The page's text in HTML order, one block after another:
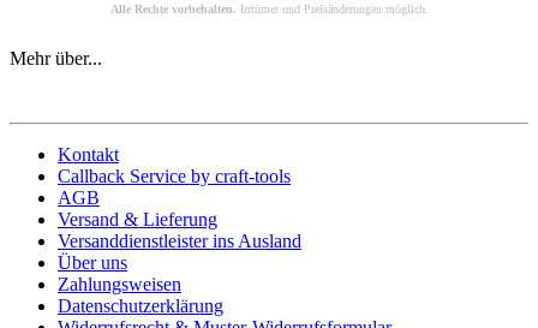
Alle Rechte vorbehalten. Irrtümer und Preisänderungen möglich.
Mehr über...
Kontakt
Callback Service by craft-tools
AGB
Versand & Lieferung
Versanddienstleister ins Ausland
Über uns
Zahlungsweisen
Datenschutzerklärung